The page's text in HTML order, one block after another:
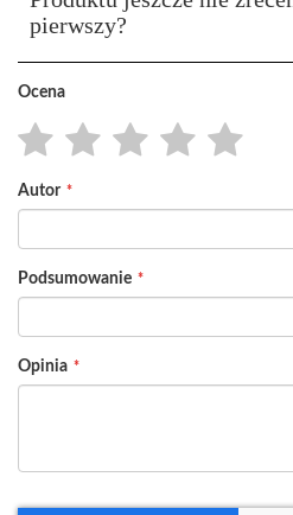
pierwszy?
Ocena
star
stars
stars
stars
stars
Autor
Podsumowanie
Opinia